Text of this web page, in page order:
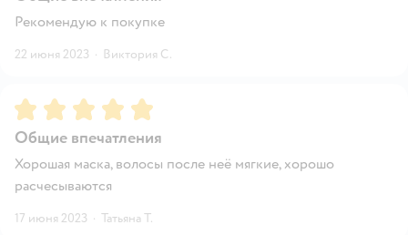
Рекомендую к покупке
22 июня 2023 · Виктория С.
Рейтинг:5
Общие впечатления
Хорошая маска, волосы после неё мягкие, хорошо
расчесываются
17 июня 2023 · Татьяна Т.